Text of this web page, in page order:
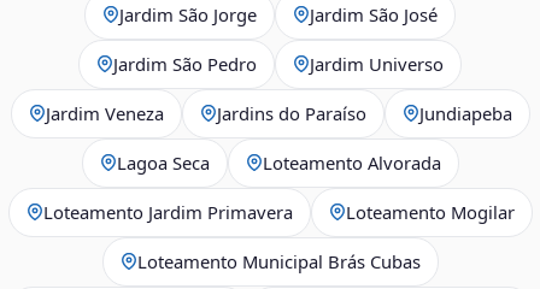
Jardim São Jorge Jardim São José
Jardim São Pedro Jardim Universo
Jardim Veneza Jardins do Paraíso Jundiapeba
Lagoa Seca Loteamento Alvorada
Loteamento Jardim Primavera Loteamento Mogilar
Loteamento Municipal Brás Cubas